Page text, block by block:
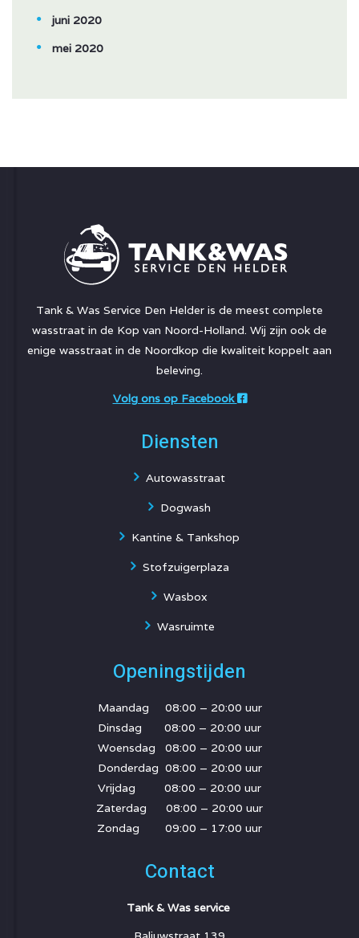
juni 2020
mei 2020
Tank & Was Service Den Helder is de meest complete
wasstraat in de Kop van Noord-Holland. Wij zijn ook de
enige wasstraat in de Noordkop die kwaliteit koppelt aan
beleving.
Volg ons op Facebook
Diensten
Autowasstraat
Dogwash
Kantine & Tankshop
Stofzuigerplaza
Wasbox
Wasruimte
Openingstijden
Maandag 08:00 – 20:00 uur
Dinsdag 08:00 – 20:00 uur
Woensdag 08:00 – 20:00 uur
Donderdag 08:00 – 20:00 uur
Vrijdag 08:00 – 20:00 uur
Zaterdag 08:00 – 20:00 uur
Zondag 09:00 – 17:00 uur
Contact
Tank & Was service